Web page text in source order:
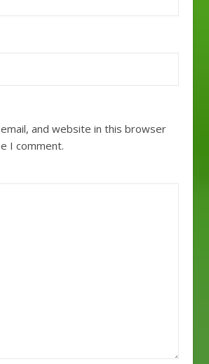
and website in this browser
I comment.